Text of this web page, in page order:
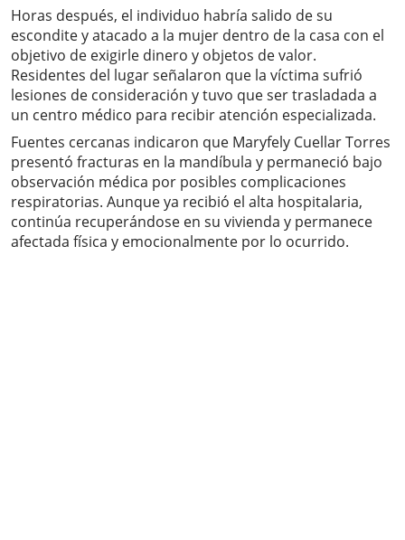
Horas después, el individuo habría salido de su
escondite y atacado a la mujer dentro de la casa con el
objetivo de exigirle dinero y objetos de valor.
Residentes del lugar señalaron que la víctima sufrió
lesiones de consideración y tuvo que ser trasladada a
un centro médico para recibir atención especializada.
Fuentes cercanas indicaron que Maryfely Cuellar Torres
presentó fracturas en la mandíbula y permaneció bajo
observación médica por posibles complicaciones
respiratorias. Aunque ya recibió el alta hospitalaria,
continúa recuperándose en su vivienda y permanece
afectada física y emocionalmente por lo ocurrido.